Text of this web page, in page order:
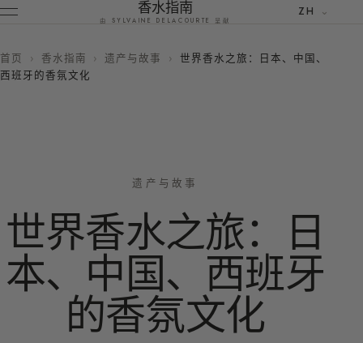
香水指南
由 SYLVAINE DELACOURTE 呈献
ZH
首页 › 香水指南 › 遗产与故事 › 世界香水之旅：日本、中国、
西班牙的香氛文化
遗产与故事
世界香水之旅：日
本、中国、西班牙
的香氛文化